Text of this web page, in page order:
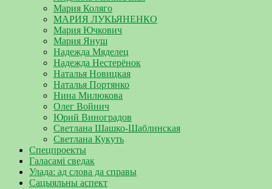
Мария Коляго
МАРИЯ ЛУКЬЯНЕНКО
Мария Ючкович
Мария Януш
Надежда Мяделец
Надежда Нестерёнок
Наталья Новицкая
Наталья Портянко
Нина Милюкова
Олег Войнич
Юрий Виноградов
Светлана Шашко-Шаблинская
Светлана Кукуть
Спецпроекты
Галасамі сведак
Улада: ад слова да справы
Сацыяльны аспект